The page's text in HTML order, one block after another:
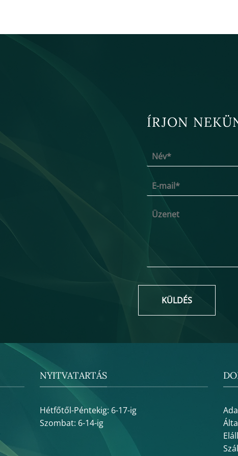
ÍRJON
KÜLDÉS
NYITVATARTÁS
Hétfőtől-Péntekig: 6-17-ig
Szombat: 6-14-ig